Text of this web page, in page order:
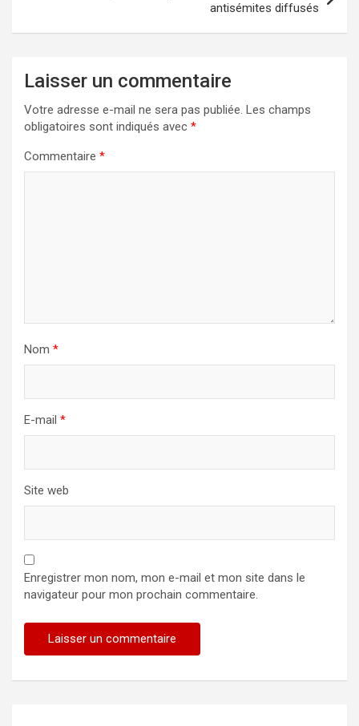
antisémites diffusés
Laisser un commentaire
Votre adresse e-mail ne sera pas publiée. Les champs
obligatoires sont indiqués avec *
Commentaire *
Nom *
E-mail *
Site web
Enregistrer mon nom, mon e-mail et mon site dans le
navigateur pour mon prochain commentaire.